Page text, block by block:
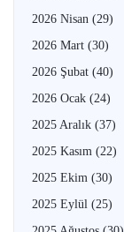
2026 Nisan (29)
2026 Mart (30)
2026 Şubat (40)
2026 Ocak (24)
2025 Aralık (37)
2025 Kasım (22)
2025 Ekim (30)
2025 Eylül (25)